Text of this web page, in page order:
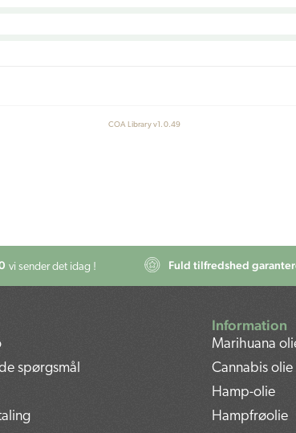
COA Library v1.0.49
vi sender det idag ! Fuld tilfredshed
spørgsmål
Information
Marihuana
Cannabis olie
Hamp-olie
Hampfrøolie